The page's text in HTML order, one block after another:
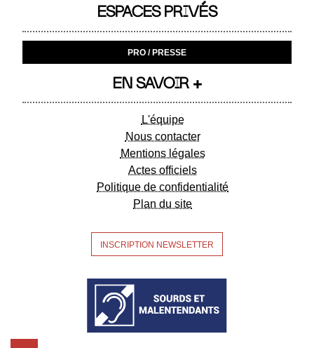
ESPACES PRIVÉS
PRO / PRESSE
EN SAVOIR +
L'équipe
Nous contacter
Mentions légales
Actes officiels
Politique de confidentialité
Plan du site
INSCRIPTION NEWSLETTER